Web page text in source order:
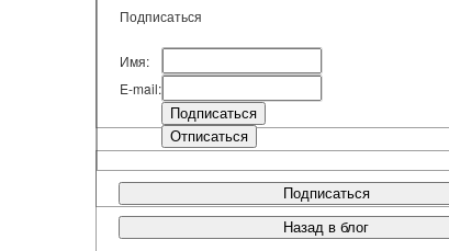
Подписаться
Имя:
E-mail:
Подписаться
Назад в блог